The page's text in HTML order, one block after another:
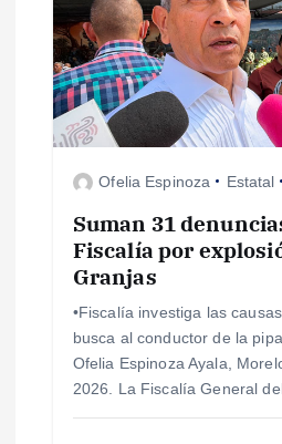
Ofelia Espinoza Estatal
Suman 31
Fiscalía por
Granjas
•Fiscalía investiga las
busca al conductor de la
Ofelia Espinoza Ayala,
2026. La Fiscalía General